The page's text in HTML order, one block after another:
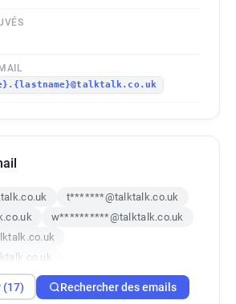
t*******@talktalk.co.uk
w**********@talktalk.co.uk
(17) Rechercher des emails